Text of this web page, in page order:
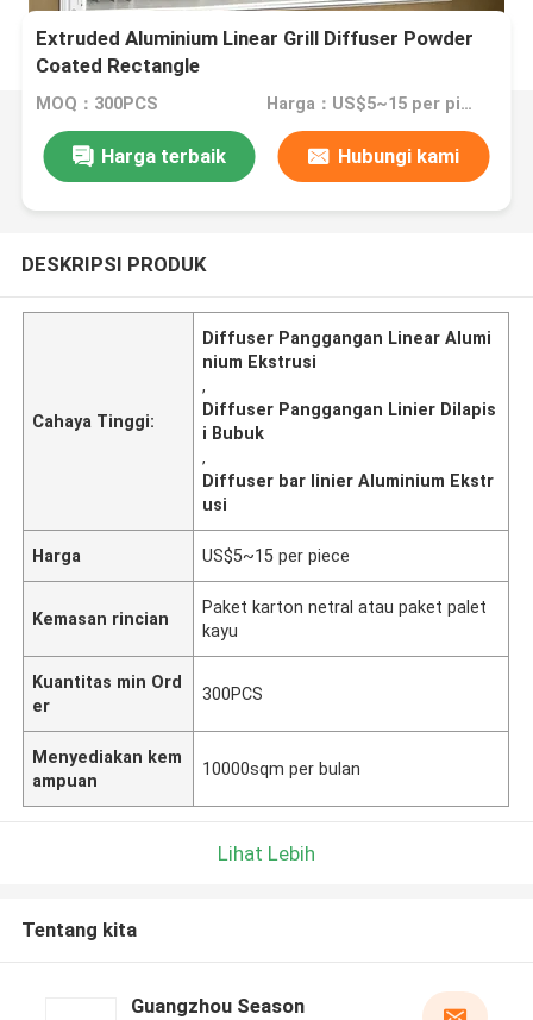
Extruded Aluminium Linear Grill Diffuser Powder
Coated Rectangle
MOQ：300PCS Harga：US$5~15 per piece
Harga terbaik Hubungi kami
DESKRIPSI PRODUK
Cahaya Tinggi:
Diffuser Panggangan Linear Alumi
nium Ekstrusi
,
Diffuser Panggangan Linier Dilapis
i Bubuk
,
Diffuser bar linier Aluminium Ekstr
usi
Harga US$5~15 per piece
Kemasan rincian
Paket karton netral atau paket palet
kayu
Kuantitas min Ord
er
300PCS
Menyediakan kem
ampuan
10000sqm per bulan
Lihat Lebih
Tentang kita
Guangzhou Season